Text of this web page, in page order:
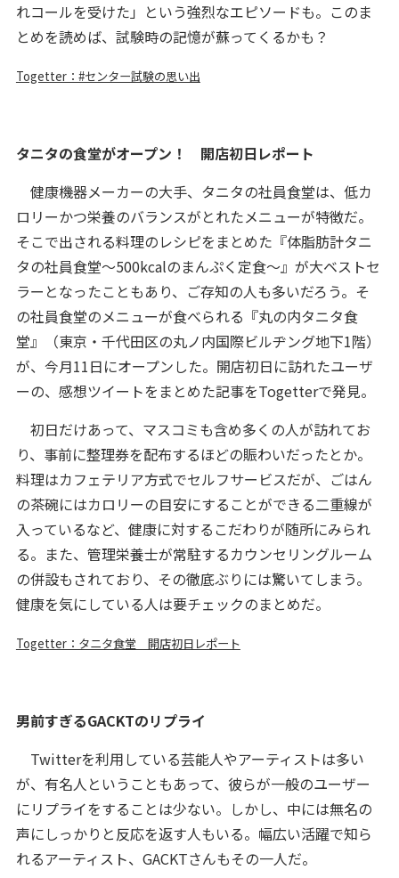
れコールを受けた」という強烈なエピソードも。このま
とめを読めば、試験時の記憶が蘇ってくるかも？
Togetter：#センター試験の思い出
タニタの食堂がオープン！ 開店初日レポート
健康機器メーカーの大手、タニタの社員食堂は、低カ
ロリーかつ栄養のバランスがとれたメニューが特徴だ。
そこで出される料理のレシピをまとめた『体脂肪計タニ
タの社員食堂〜500kcalのまんぷく定食～』が大ベストセ
ラーとなったこともあり、ご存知の人も多いだろう。そ
の社員食堂のメニューが食べられる『丸の内タニタ食
堂』（東京・千代田区の丸ノ内国際ビルヂング地下1階）
が、今月11日にオープンした。開店初日に訪れたユーザ
ーの、感想ツイートをまとめた記事をTogetterで発見。
初日だけあって、マスコミも含め多くの人が訪れてお
り、事前に整理券を配布するほどの賑わいだったとか。
料理はカフェテリア方式でセルフサービスだが、ごはん
の茶碗にはカロリーの目安にすることができる二重線が
入っているなど、健康に対するこだわりが随所にみられ
る。また、管理栄養士が常駐するカウンセリングルーム
の併設もされており、その徹底ぶりには驚いてしまう。
健康を気にしている人は要チェックのまとめだ。
Togetter：タニタ食堂 開店初日レポート
男前すぎるGACKTのリプライ
Twitterを利用している芸能人やアーティストは多い
が、有名人ということもあって、彼らが一般のユーザー
にリプライをすることは少ない。しかし、中には無名の
声にしっかりと反応を返す人もいる。幅広い活躍で知ら
れるアーティスト、GACKTさんもその一人だ。